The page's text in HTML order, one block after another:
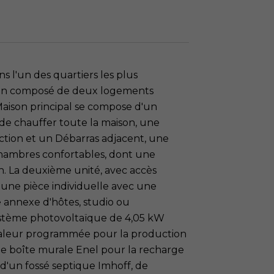
l'un des quartiers les plus
composé de deux logements
principal se compose d'un
chauffer toute la maison, une
et un Débarras adjacent, une
confortables, dont une
La deuxième unité, avec accès
pièce individuelle avec une
d'hôtes, studio ou
photovoltaïque de 4,05 kW
programmée pour la production
boîte murale Enel pour la recharge
fossé septique Imhoff, de